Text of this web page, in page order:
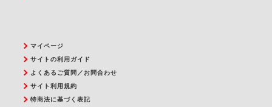
マイページ
サイトの利用ガイド
よくあるご質問／お問合わせ
サイト利用規約
特商法に基づく表記